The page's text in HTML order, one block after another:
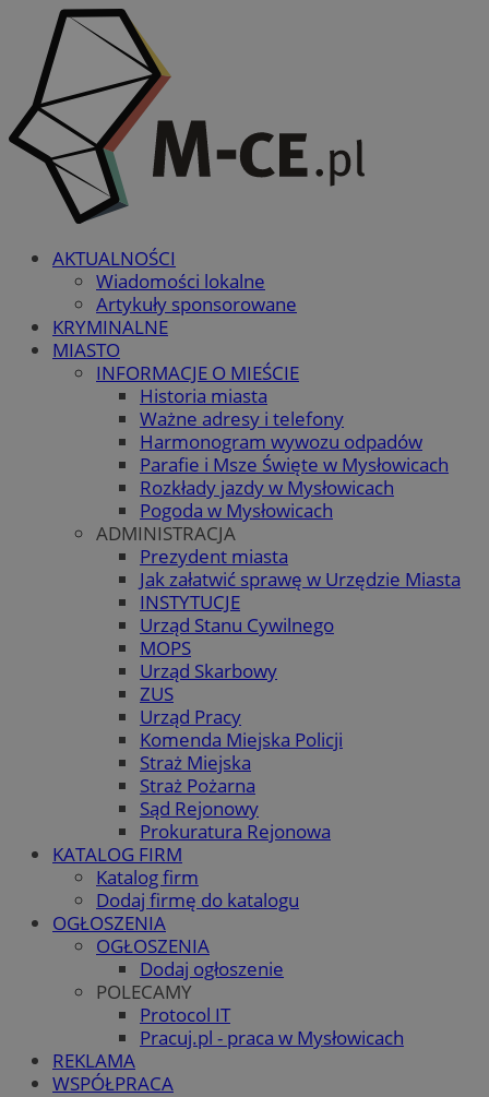
AKTUALNOŚCI
Wiadomości lokalne
Artykuły sponsorowane
KRYMINALNE
MIASTO
INFORMACJE O MIEŚCIE
Historia miasta
Ważne adresy i telefony
Harmonogram wywozu odpadów
Parafie i Msze Święte w Mysłowicach
Rozkłady jazdy w Mysłowicach
Pogoda w Mysłowicach
ADMINISTRACJA
Prezydent miasta
Jak załatwić sprawę w Urzędzie Miasta
INSTYTUCJE
Urząd Stanu Cywilnego
MOPS
Urząd Skarbowy
ZUS
Urząd Pracy
Komenda Miejska Policji
Straż Miejska
Straż Pożarna
Sąd Rejonowy
Prokuratura Rejonowa
KATALOG FIRM
Katalog firm
Dodaj firmę do katalogu
OGŁOSZENIA
OGŁOSZENIA
Dodaj ogłoszenie
POLECAMY
Protocol IT
Pracuj.pl - praca w Mysłowicach
REKLAMA
WSPÓŁPRACA